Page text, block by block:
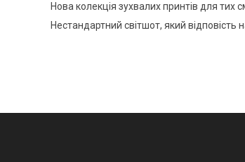
Нова колекція зухвалих принтів для тих
Нестандартний світшот, який відповість